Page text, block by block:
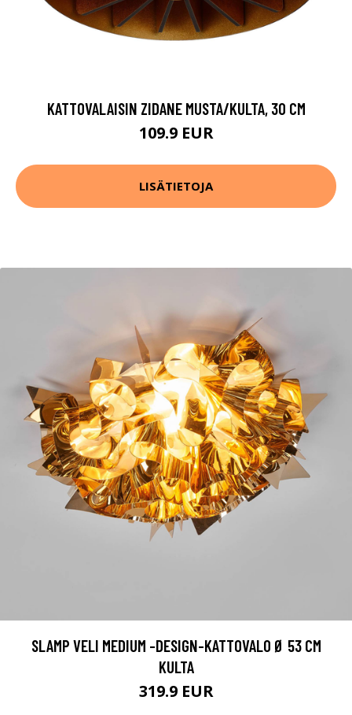
KATTOVALAISIN ZIDANE MUSTA/KULTA, 30 CM
109.9 EUR
LISÄTIETOJA
SLAMP VELI MEDIUM -DESIGN-KATTOVALO Ø 53 CM
KULTA
319.9 EUR